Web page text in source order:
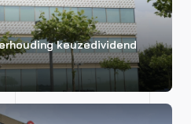
keuzedividend